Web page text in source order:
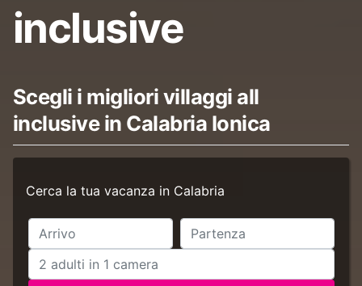
inclusive
Scegli i migliori villaggi all
inclusive in Calabria Ionica
Cerca la tua vacanza in Calabria